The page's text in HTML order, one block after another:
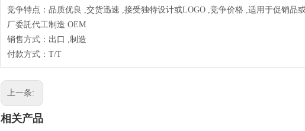
竞争特点：品质优良 ,交货迅速 ,接受独特设计或LOGO ,竞争价格 ,适用于促销品
厂委託代工制造 OEM
销售方式：出口 ,制造
付款方式：T/T
上一条:
相关产品